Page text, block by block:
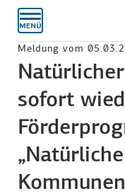
Meldung vom
sofort